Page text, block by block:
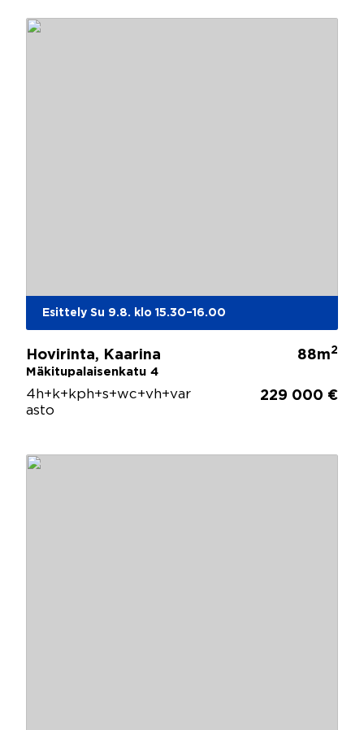
Esittely Su 9.8. klo 15.30–16.00
Hovirinta, Kaarina
Mäkitupalaisenkatu 4
88m2
4h+k+kph+s+wc+vh+var
asto
229 000 €